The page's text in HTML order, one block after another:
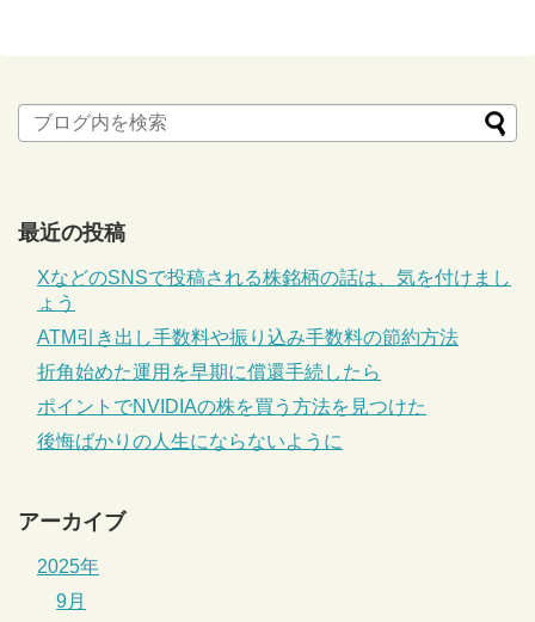
最近の投稿
XなどのSNSで投稿される株銘柄の話は、気を付けまし
ょう
ATM引き出し手数料や振り込み手数料の節約方法
折角始めた運用を早期に償還手続したら
ポイントでNVIDIAの株を買う方法を見つけた
後悔ばかりの人生にならないように
アーカイブ
2025年
9月